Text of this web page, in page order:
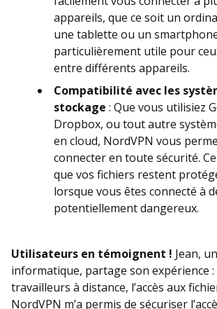
appareils, que ce soit un
une tablette ou un
particulièrement utile pour
entre différents appareils.
Compatibilité avec les
stockage : Que vous utilisiez
Dropbox, ou tout autre
en cloud, NordVPN vous
connecter en toute sécurité.
que vos fichiers restent
lorsque vous êtes connecté à
potentiellement dangereux.
Utilisateurs en témoignent ! Jean,
informatique, partage son expérience :
travailleurs à distance, l’accès aux
NordVPN m’a permis de sécuriser